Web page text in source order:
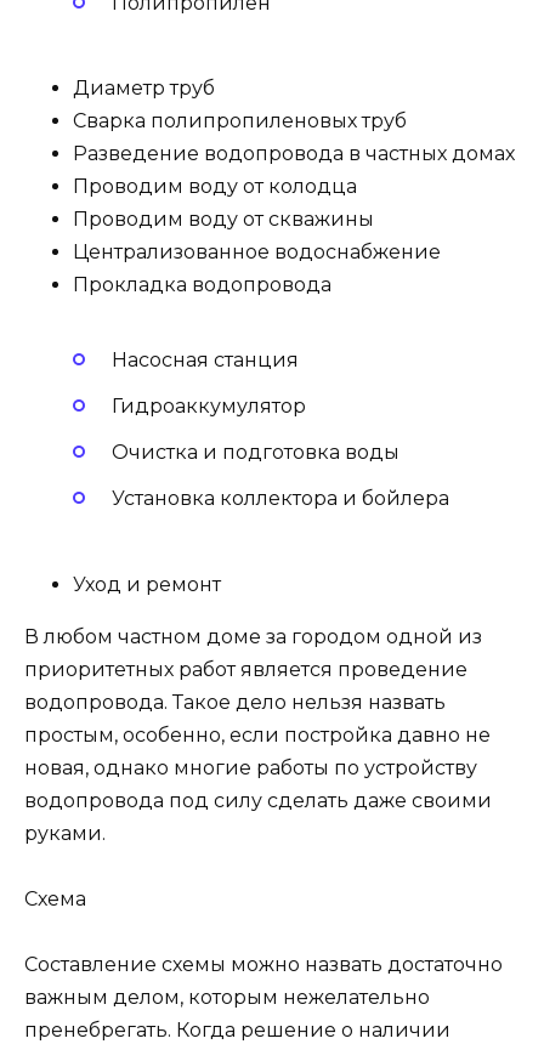
Диаметр труб
Сварка полипропиленовых труб
Разведение водопровода в частных домах
Проводим воду от колодца
Проводим воду от скважины
Централизованное водоснабжение
Прокладка водопровода
Насосная станция
Гидроаккумулятор
Очистка и подготовка воды
Установка коллектора и бойлера
Уход и ремонт
В любом частном доме за городом одной из
приоритетных работ является проведение
водопровода. Такое дело нельзя назвать
простым, особенно, если постройка давно не
новая, однако многие работы по устройству
водопровода под силу сделать даже своими
руками.
Схема
Составление схемы можно назвать достаточно
важным делом, которым нежелательно
пренебрегать. Когда решение о наличии